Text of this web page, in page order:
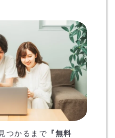
つかるまで 『無料